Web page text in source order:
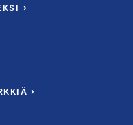
›
›